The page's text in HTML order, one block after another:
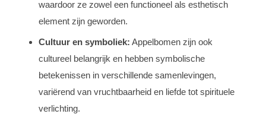
waardoor ze zowel een functioneel als esthetisch
element zijn geworden.
Cultuur en symboliek: Appelbomen zijn ook
cultureel belangrijk en hebben symbolische
betekenissen in verschillende samenlevingen,
variërend van vruchtbaarheid en liefde tot spirituele
verlichting.